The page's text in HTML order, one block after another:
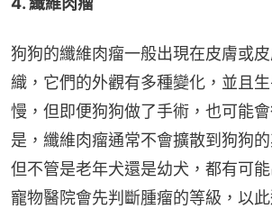
狗狗的纖維肉瘤一般出現在皮膚或
織，它們的外觀有多種變化，並且
慢，但即便狗狗做了手術，也可能
是，纖維肉瘤通常不會擴散到狗狗
但不管是老年犬還是幼犬，都有可能
寵物醫院會先判斷腫瘤的等級，以